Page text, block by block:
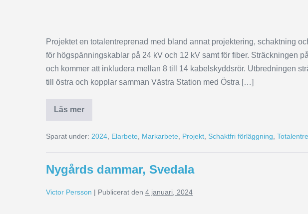
Projektet en totalentreprenad med bland annat projektering, schaktning
för högspänningskablar på 24 kV och 12 kV samt för fiber. Sträckningen
och kommer att inkludera mellan 8 till 14 kabelskyddsrör. Utbredningen
till östra och kopplar samman Västra Station med Östra […]
Läs mer
Sparat under: 2024 Elarbete Markarbete Projekt Schaktfri förläggning
Nygårds dammar, Svedala
Victor Persson | Publicerat den 4 januari, 2024